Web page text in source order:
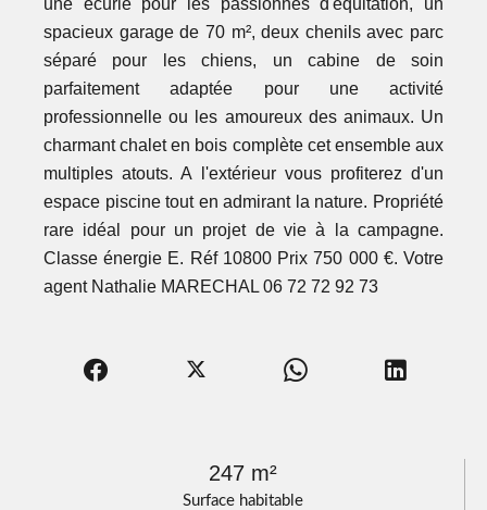
Surface habitable
247 m²
spacieux garage de 70 m², deux chenils avec parc
séparé pour les chiens, un cabine de soin
parfaitement adaptée pour une activité
professionnelle ou les amoureux des animaux. Un
charmant chalet en bois complète cet ensemble aux
multiples atouts. A l'extérieur vous profiterez d'un
espace piscine tout en admirant la nature. Propriété
rare idéal pour un projet de vie à la campagne.
Classe énergie E. Réf 10800 Prix 750 000 €. Votre
agent Nathalie MARECHAL 06 72 72 92 73